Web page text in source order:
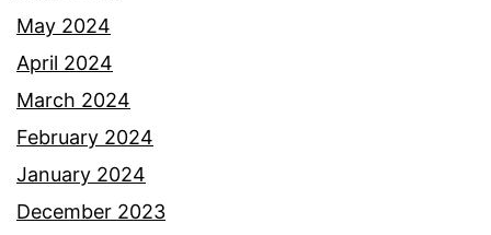
May 2024
April 2024
March 2024
February 2024
January 2024
December 2023